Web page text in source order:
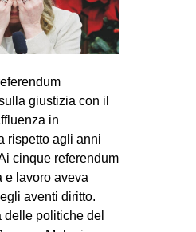
ORIENTE
ORIENTE
giustizia con il
in
rispetto agli anni
cinque referendum
e lavoro aveva
aventi diritto.
politiche del